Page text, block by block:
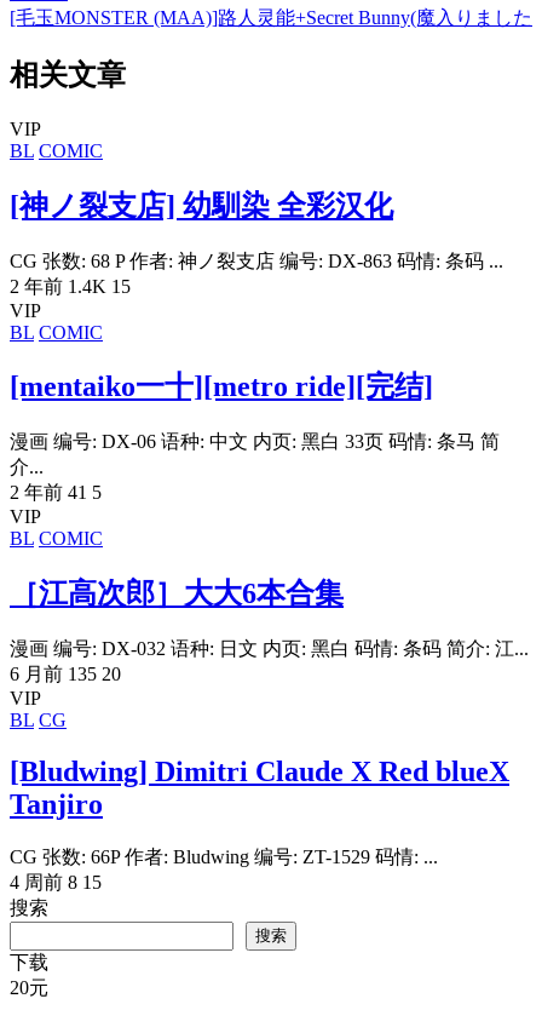
[毛玉MONSTER (MAA)]路人灵能+Secret Bunny(魔入りました
相关文章
VIP
BL COMIC
[神ノ裂支店] 幼馴染 全彩汉化
CG 张数: 68 P 作者: 神ノ裂支店 编号: DX-863 码情: 条码 ...
2 年前 1.4K 15
VIP
BL COMIC
[mentaiko一十][metro ride][完结]
漫画 编号: DX-06 语种: 中文 内页: 黑白 33页 码情: 条马 简
介...
2 年前 41 5
VIP
BL COMIC
［江高次郎］大大6本合集
漫画 编号: DX-032 语种: 日文 内页: 黑白 码情: 条码 简介: 江...
6 月前 135 20
VIP
BL CG
[Bludwing] Dimitri Claude X Red blueX
Tanjiro
CG 张数: 66P 作者: Bludwing 编号: ZT-1529 码情: ...
4 周前 8 15
搜索
搜索
下载
20元